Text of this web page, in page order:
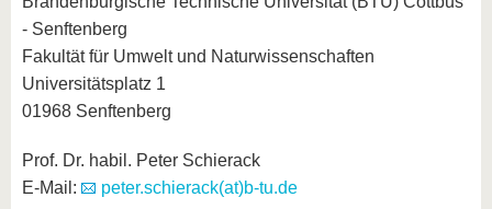
- Senftenberg
Fakultät für Umwelt und Naturwissenschaften
Universitätsplatz 1
01968 Senftenberg
Prof. Dr. habil. Peter Schierack
E-Mail:
peter.schierack(at)b-tu.de